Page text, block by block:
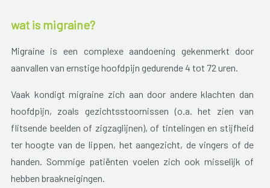
wat is migraine?
Migraine is een complexe aandoening gekenmerkt door
aanvallen van ernstige hoofdpijn gedurende 4 tot 72 uren.
Vaak kondigt migraine zich aan door andere klachten dan
hoofdpijn, zoals gezichtsstoornissen (o.a. het zien van
flitsende beelden of zigzaglijnen), of tintelingen en stijfheid
ter hoogte van de lippen, het aangezicht, de vingers of de
handen. Sommige patiënten voelen zich ook misselijk of
hebben braakneigingen.